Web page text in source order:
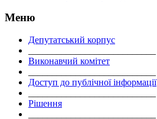
Меню
Депутатський корпус
Виконавчий комітет
Доступ до публічної інформації
Рішення